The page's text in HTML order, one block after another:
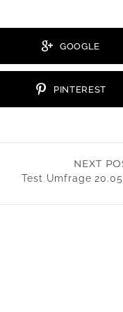
GOOGLE
PINTEREST
NEXT
Test Umfrage